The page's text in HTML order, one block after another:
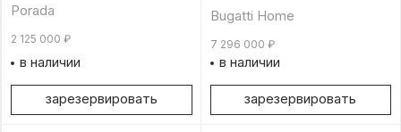
Porada
2 125 000 ₽
в наличии
зарезервировать
Bugatti Home
7 296 000 ₽
в наличии
зарезервировать